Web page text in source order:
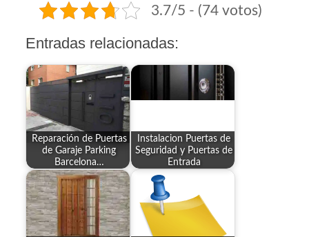
3.7/5 - (74 votos)
Entradas relacionadas:
Reparación de Puertas
de Garaje Parking
Barcelona…
Instalacion Puertas de
Seguridad y Puertas de
Entrada